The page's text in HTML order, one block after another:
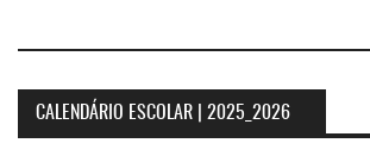
CALENDÁRIO ESCOLAR | 2025_2026